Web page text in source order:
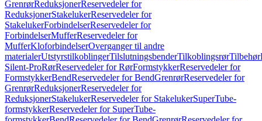
GrenrørReduksjonerReservedeler for
ReduksjonerStakelukerReservedeler for
StakelukerForbindelserReservedeler for
ForbindelserMufferReservedeler for
MufferKloforbindelserOverganger til andre
materialerUtstyrstilkoblingerTilslutningsbenderTilkoblingsrørTilbehør
Silent-ProRørReservedeler for RørFormstykkerReservedeler for
FormstykkerBendReservedeler for BendGrenrørReservedeler for
GrenrørReduksjonerReservedeler for
ReduksjonerStakelukerReservedeler for StakelukerSuperTube-
formstykkerReservedeler for SuperTube-